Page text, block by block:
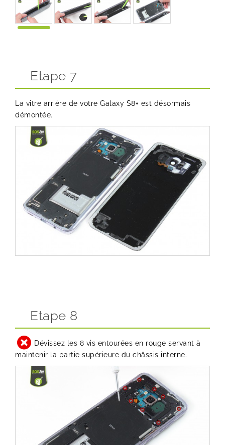
Etape 7
La vitre arrière de votre Galaxy S8+ est désormais
démontée.
Etape 8
Dévissez les 8 vis entourées en rouge servant à
maintenir la partie supérieure du châssis interne.